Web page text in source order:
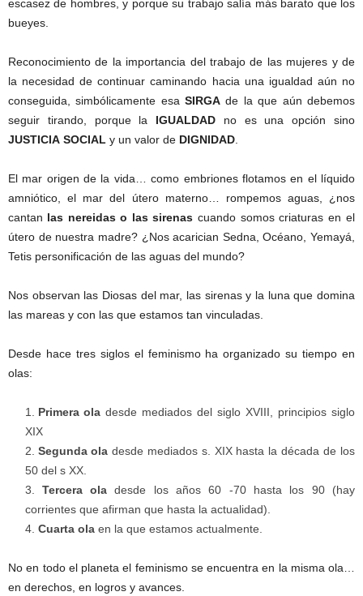
escasez de hombres, y porque su trabajo salía más barato que los
bueyes.
Reconocimiento de la importancia del trabajo de las mujeres y de
la necesidad de continuar caminando hacia una igualdad aún no
conseguida, simbólicamente esa SIRGA de la que aún debemos
seguir tirando, porque la IGUALDAD no es una opción sino
JUSTICIA SOCIAL y un valor de DIGNIDAD
El mar origen de la vida… como embriones flotamos en el líquido
amniótico, el mar del útero materno… rompemos aguas, ¿nos
cantan las nereidas o las sirenas cuando somos criaturas en el
útero de nuestra madre? ¿Nos acarician Sedna, Océano, Yemayá,
Tetis personificación de las aguas del mundo?
Nos observan las Diosas del mar, las sirenas y la luna que domina
las mareas y con las que estamos tan vinculadas.
Desde hace tres siglos el feminismo ha organizado su tiempo en
olas:
Primera ola desde mediados del siglo XVIII, principios siglo
XIX
2. Segunda ola desde mediados s. XIX hasta la década de los
50 del s XX.
3. Tercera ola desde los años 60 -70 hasta los 90 (hay
corrientes que afirman que hasta la actualidad).
4. Cuarta ola en la que estamos actualmente.
No en todo el planeta el feminismo se encuentra en la misma ola…
en derechos, en logros y avances.